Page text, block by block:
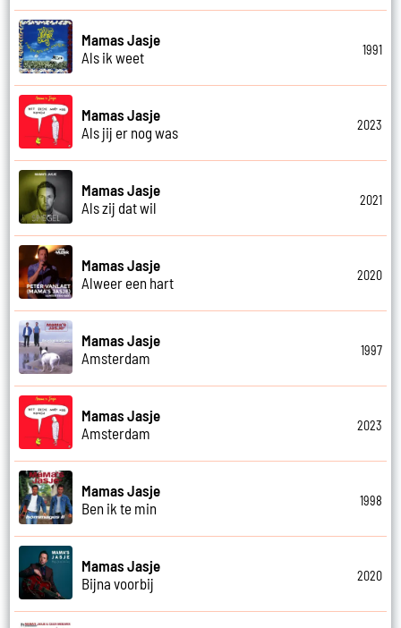
Mamas Jasje
Als ik weet
1991
Mamas Jasje
Als jij er nog was
2023
Mamas Jasje
Als zij dat wil
2021
Mamas Jasje
Alweer een hart
2020
Mamas Jasje
Amsterdam
1997
Mamas Jasje
Amsterdam
2023
Mamas Jasje
Ben ik te min
1998
Mamas Jasje
Bijna voorbij
2020